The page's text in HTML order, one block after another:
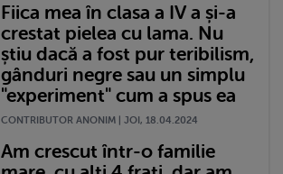
Fiica mea în clasa a IV a și-a
crestat pielea cu lama. Nu
știu dacă a fost pur teribilism,
gânduri negre sau un simplu
"experiment" cum a spus ea
CONTRIBUTOR ANONIM | JOI, 18.04.2024
Am crescut într-o familie